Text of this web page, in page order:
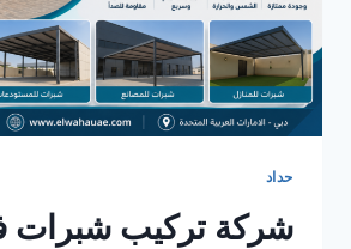
حداد
شركة تركيب شبرات